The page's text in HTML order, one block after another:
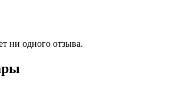
ни одного отзыва.